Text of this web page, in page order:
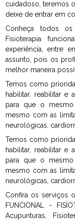
cuidadoso, teremos
deixe de entrar em
Conheça todos
Fisioterapia
experiência, entre
assunto, pois os
melhor maneira
Temos como
habilitar, reabilitar e
para que o mesmo
mesmo com as
neurológicas,
Temos como
habilitar, reabilitar e
para que o mesmo
mesmo com as
neurológicas,
Confira os serviços
FUNCIONAL -
Acupunturas,